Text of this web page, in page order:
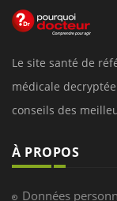
Le site santé de
médicale
conseils des
À PROPOS
Données